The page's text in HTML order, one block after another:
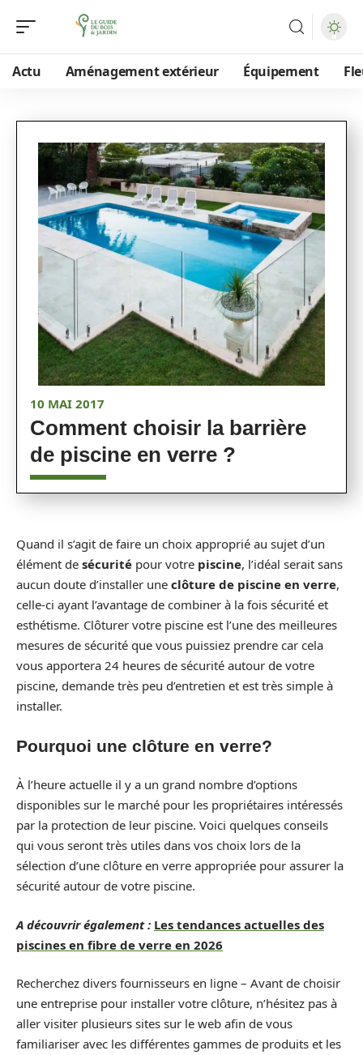
Actu Aménagement extérieur Équipement
10 MAI 2017
Comment choisir la barrière
de piscine en verre ?
Quand il s’agit de faire un choix approprié au sujet d’un
élément de sécurité pour votre piscine, l’idéal serait sans
aucun doute d’installer une clôture de piscine en verre,
celle-ci ayant l’avantage de combiner à la fois sécurité et
esthétisme. Clôturer votre piscine est l’une des meilleures
mesures de sécurité que vous puissiez prendre car cela
vous apportera 24 heures de sécurité autour de votre
piscine, demande très peu d’entretien et est très simple à
installer.
Pourquoi une clôture en verre?
À l’heure actuelle il y a un grand nombre d’options
disponibles sur le marché pour les propriétaires intéressés
par la protection de leur piscine. Voici quelques conseils
qui vous seront très utiles dans vos choix lors de la
sélection d’une clôture en verre appropriée pour assurer la
sécurité autour de votre piscine.
A découvrir également : Les tendances actuelles des
piscines en fibre de verre en 2026
Recherchez divers fournisseurs en ligne – Avant de choisir
une entreprise pour installer votre clôture, n’hésitez pas à
aller visiter plusieurs sites sur le web afin de vous
familiariser avec les différentes gammes de produits et les